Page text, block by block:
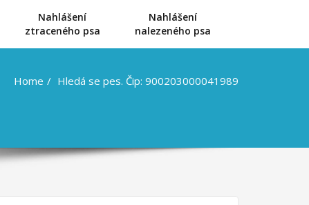
Nahlášení
ztraceného psa
Nahlášení
nalezeného psa
Home Hledá se pes. Čip: 900203000041989